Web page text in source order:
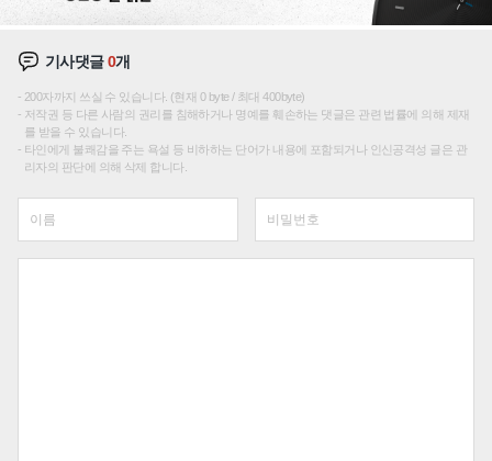
기사댓글0개
200자까지 쓰실 수 있습니다. (현재 0 byte / 최대 400byte)
저작권 등 다른 사람의 권리를 침해하거나 명예를 훼손하는 댓글은 관련 법률에 의해 제재
를 받을 수 있습니다.
타인에게 불쾌감을 주는 욕설 등 비하하는 단어가 내용에 포함되거나 인신공격성 글은 관
리자의 판단에 의해 삭제 합니다.